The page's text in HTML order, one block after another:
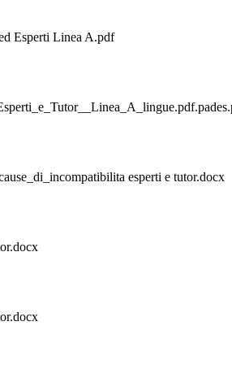
Esperti Linea A.pdf
esperti e tutor.docx